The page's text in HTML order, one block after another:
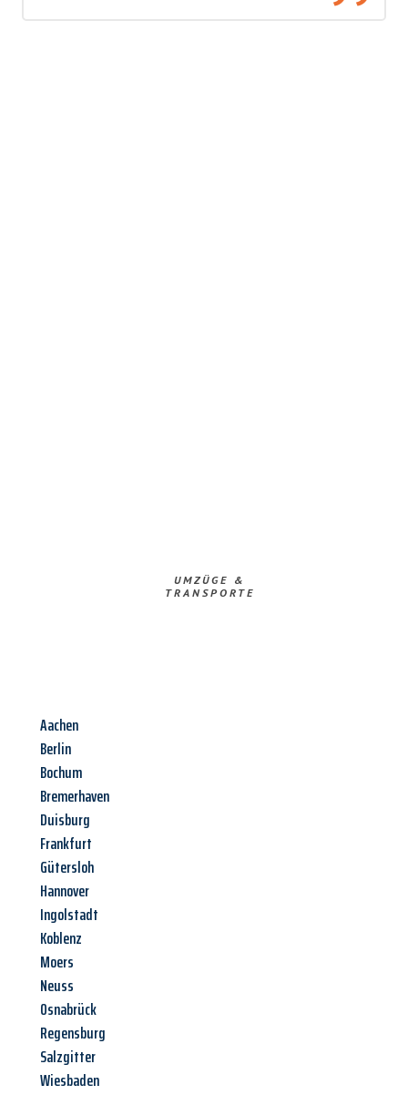
UMZÜGE &
TRANSPORTE
Aachen
Berlin
Bochum
Bremerhaven
Duisburg
Frankfurt
Gütersloh
Hannover
Ingolstadt
Koblenz
Moers
Neuss
Osnabrück
Regensburg
Salzgitter
Wiesbaden